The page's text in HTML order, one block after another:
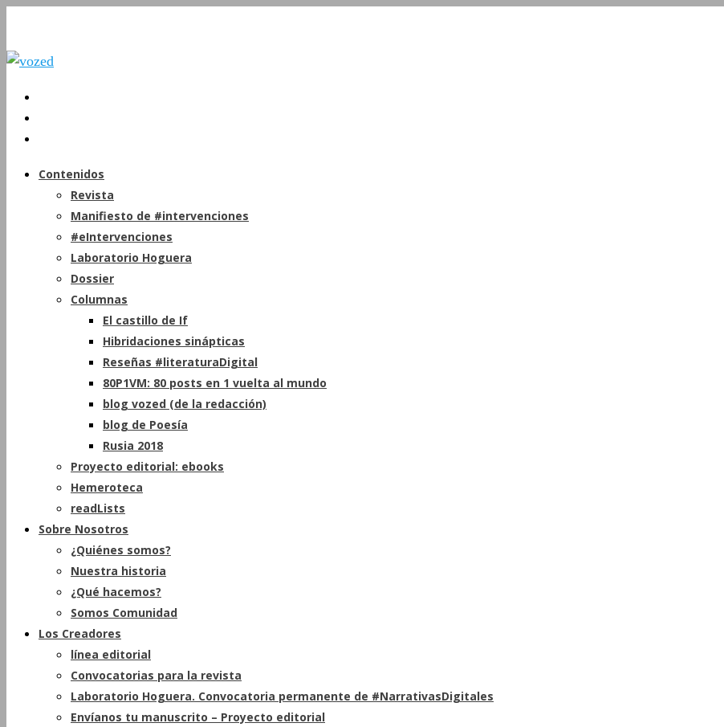
Contenidos
Revista
Manifiesto de #intervenciones
#eIntervenciones
Laboratorio Hoguera
Dossier
Columnas
El castillo de If
Hibridaciones sinápticas
Reseñas #literaturaDigital
80P1VM: 80 posts en 1 vuelta al mundo
blog vozed (de la redacción)
blog de Poesía
Rusia 2018
Proyecto editorial: ebooks
Hemeroteca
readLists
Sobre Nosotros
¿Quiénes somos?
Nuestra historia
¿Qué hacemos?
Somos Comunidad
Los Creadores
línea editorial
Convocatorias para la revista
Laboratorio Hoguera. Convocatoria permanente de #NarrativasDigitales
Envíanos tu manuscrito – Proyecto editorial